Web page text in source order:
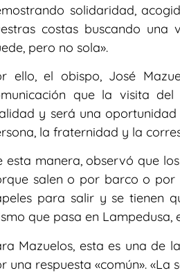
solidaridad,
costas buscando una
pero no sola».
ello, el obispo, José
que la visita
y será una
la fraternidad y la
esta manera, observó que
salen o por barco o por
para salir y se tienen
que pasa en Lampedusa,
Mazuelos, esta es una de
una respuesta «común».